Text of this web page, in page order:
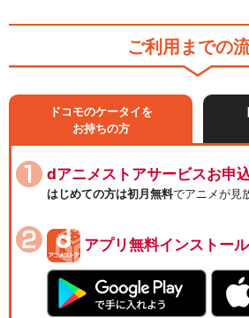
ご利用までの
ドコモのケータイを
お持ちの方
dアニメストアサービスお申
はじめての方は初月無料でアニメが見
アプリ無料インストール